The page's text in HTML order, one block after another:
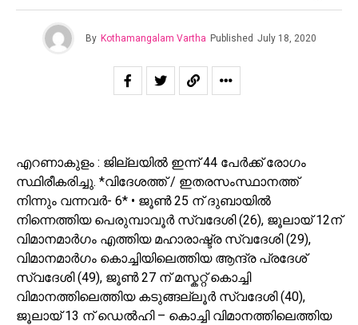
By Kothamangalam Vartha Published July 18, 2020
എറണാകുളം : ജില്ലയിൽ ഇന്ന് 44 പേർക്ക് രോഗം
സ്ഥിരീകരിച്ചു. *വിദേശത്ത് / ഇതരസംസ്ഥാനത്ത്
നിന്നും വന്നവർ- 6* • ജൂൺ 25 ന് ദുബായിൽ
നിന്നെത്തിയ പെരുമ്പാവൂർ സ്വദേശി (26), ജൂലായ് 12ന്
വിമാനമാർഗം എത്തിയ മഹാരാഷ്ട്ര സ്വദേശി (29),
വിമാനമാർഗം കൊച്ചിയിലെത്തിയ ആന്ദ്ര പ്രദേശ്
സ്വദേശി (49), ജൂൺ 27 ന് മസ്കറ്റ് കൊച്ചി
വിമാനത്തിലെത്തിയ കടുങ്ങല്ലൂർ സ്വദേശി (40),
ജൂലായ് 13 ന് ഡെൽഹി – കൊച്ചി വിമാനത്തിലെത്തിയ